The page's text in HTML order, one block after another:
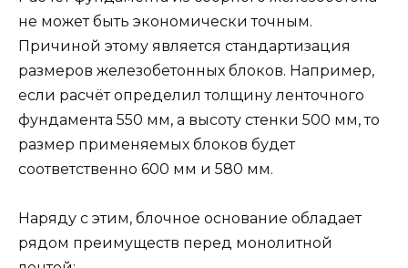
не может быть экономически точным.
Причиной этому является стандартизация
размеров железобетонных блоков. Например,
если расчёт определил толщину ленточного
фундамента 550 мм, а высоту стенки 500 мм, то
размер применяемых блоков будет
соответственно 600 мм и 580 мм.
Наряду с этим, блочное основание обладает
рядом преимуществ перед монолитной